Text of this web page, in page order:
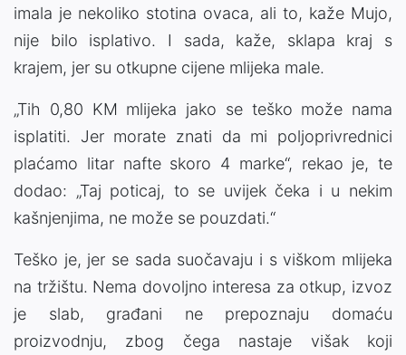
imala je nekoliko stotina ovaca, ali to, kaže Mujo,
nije bilo isplativo. I sada, kaže, sklapa kraj s
krajem, jer su otkupne cijene mlijeka male.
„Tih 0,80 KM mlijeka jako se teško može nama
isplatiti. Jer morate znati da mi poljoprivrednici
plaćamo litar nafte skoro 4 marke“, rekao je, te
dodao: „Taj poticaj, to se uvijek čeka i u nekim
kašnjenjima, ne može se pouzdati.“
Teško je, jer se sada suočavaju i s viškom mlijeka
na tržištu. Nema dovoljno interesa za otkup, izvoz
je slab, građani ne prepoznaju domaću
proizvodnju, zbog čega nastaje višak koji